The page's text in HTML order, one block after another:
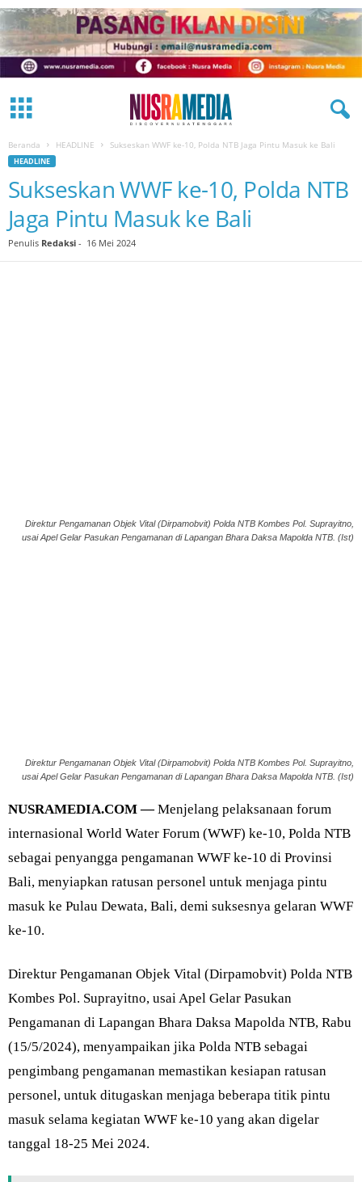
Beranda HEADLINE Sukseskan WWF ke-10, Polda NTB Jaga Pintu Masuk ke Bali
HEADLINE
Sukseskan WWF ke-10, Polda NTB
Jaga Pintu Masuk ke Bali
Penulis Redaksi - 16 Mei 2024
Direktur Pengamanan Objek Vital (Dirpamobvit) Polda NTB Kombes Pol. Suprayitno,
usai Apel Gelar Pasukan Pengamanan di Lapangan Bhara Daksa Mapolda NTB. (Ist)
Direktur Pengamanan Objek Vital (Dirpamobvit) Polda NTB Kombes Pol. Suprayitno,
usai Apel Gelar Pasukan Pengamanan di Lapangan Bhara Daksa Mapolda NTB. (Ist)
NUSRAMEDIA.COM —Menjelang pelaksanaan forum
internasional World Water Forum (WWF) ke-10, Polda NTB
sebagai penyangga pengamanan WWF ke-10 di Provinsi
Bali, menyiapkan ratusan personel untuk menjaga pintu
masuk ke Pulau Dewata, Bali, demi suksesnya gelaran WWF
ke-10.
Direktur Pengamanan Objek Vital (Dirpamobvit) Polda NTB
Kombes Pol. Suprayitno, usai Apel Gelar Pasukan
Pengamanan di Lapangan Bhara Daksa Mapolda NTB, Rabu
(15/5/2024), menyampaikan jika Polda NTB sebagai
pengimbang pengamanan memastikan kesiapan ratusan
personel, untuk ditugaskan menjaga beberapa titik pintu
masuk selama kegiatan WWF ke-10 yang akan digelar
tanggal 18-25 Mei 2024.